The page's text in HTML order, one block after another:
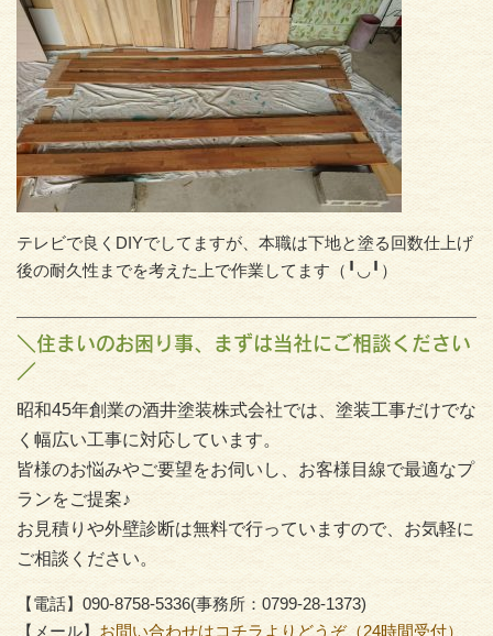
テレビで良くDIYでしてますが、本職は下地と塗る回数仕上げ
後の耐久性までを考えた上で作業してます（╹◡╹）
＼住まいのお困り事、まずは当社にご相談ください
／
昭和45年創業の酒井塗装株式会社では、塗装工事だけでな
く幅広い工事に対応しています。
皆様のお悩みやご要望をお伺いし、お客様目線で最適なプ
ランをご提案♪
お見積りや外壁診断は無料で行っていますので、お気軽に
ご相談ください。
【電話】090-8758-5336(事務所：0799-28-1373)
【メール】 お問い合わせはコチラよりどうぞ（24時間受付）